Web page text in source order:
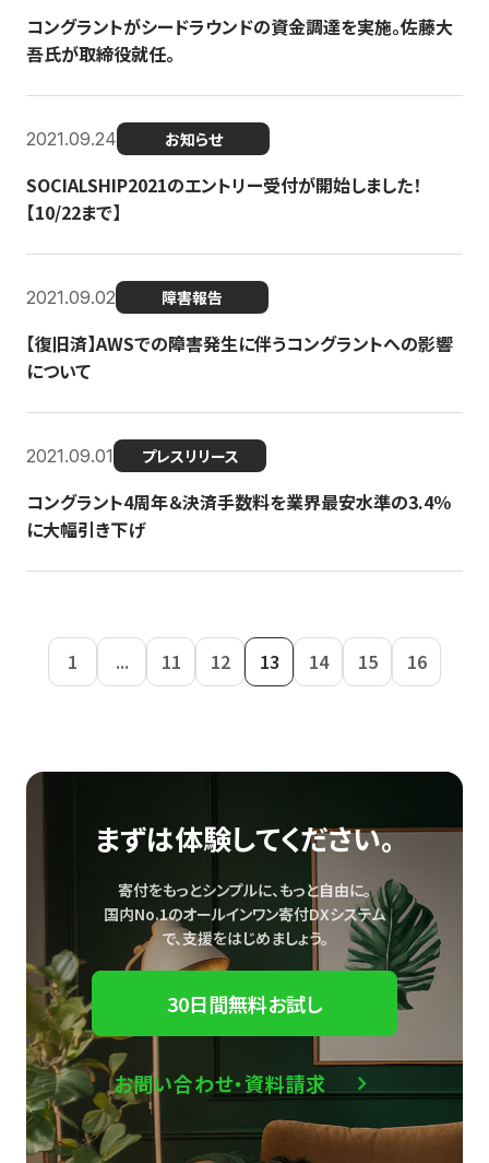
コングラントがシードラウンドの資金調達を実施。佐藤大
吾氏が取締役就任。
2021.09.24 お知らせ
SOCIALSHIP2021のエントリー受付が開始しました！
【10/22まで】
2021.09.02 障害報告
【復旧済】AWSでの障害発生に伴うコングラントへの影響
について
2021.09.01 プレスリリース
コングラント4周年＆決済手数料を業界最安水準の3.4％
に大幅引き下げ
1 ... 11 12 13 14 15 16
まずは体験してください。
寄付をもっとシンプルに、もっと自由に。
国内No.1のオールインワン寄付DXシステム
で、支援をはじめましょう。
30日間無料お試し
お問い合わせ・資料請求